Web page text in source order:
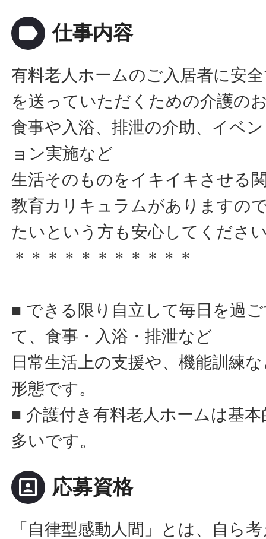
label 仕事内容
有料老人ホームのご入居者に安
を送っていただくための介護の
食事や入浴、排泄の介助、イベ
ョン実施など
生活そのものをイキイキさせる
教育カリキュラムがありますの
たいという方も安心してくださ
＊＊＊＊＊＊＊＊＊＊＊
■ できる限り自立して毎日を過
て、食事・入浴・排泄など
日常生活上の支援や、機能訓練
形態です。
■ 介護付き有料老人ホームは基
多いです。
portrait 応募資格
「自律型感動人間」とは、自ら